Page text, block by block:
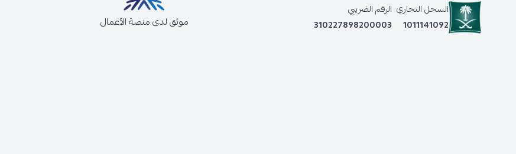
السجل التجاري
1011141092
الرقم الضريبي
310227898200003
موثق لدى منصة الأعمال